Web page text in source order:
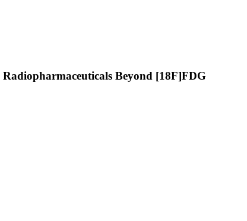
Beyond [18F]FDG